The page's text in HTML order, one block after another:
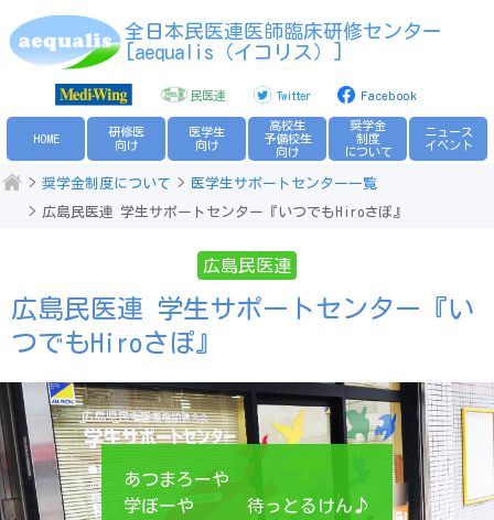
全日本民医連医師臨床研修センター
[aequalis（イコリス）]
民医連 Twitter Facebook
HOME
研修医
向け
医学生
向け
高校生
予備校生
向け
奨学金
制度
について
ニュース
イベント
奨学金制度について
医学生サポートセンター一覧
広島民医連 学生サポートセンター『いつでもHiroさぽ』
広島民医連
広島民医連 学生サポートセンター『い
つでもHiroさぽ』
あつまろーや
学ぼーや 待っとるけん♪